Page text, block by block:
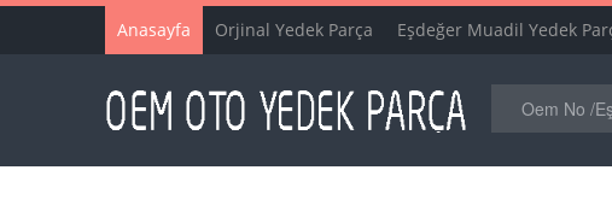
Anasayfa Orjinal Yedek Parça Eşdeğer Muadil Yedek